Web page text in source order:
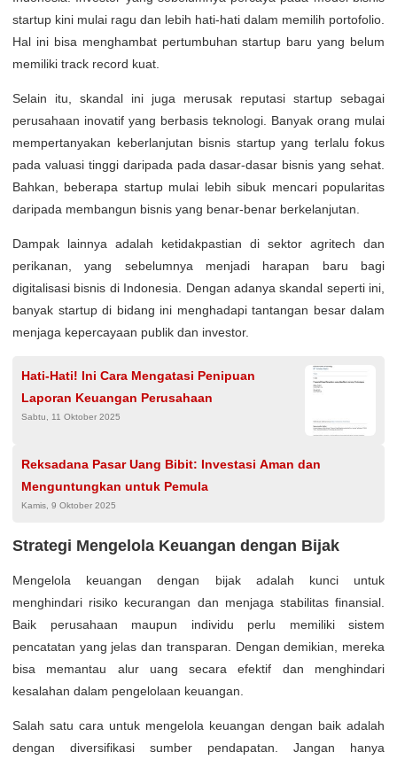
startup kini mulai ragu dan lebih hati-hati dalam memilih portofolio.
Hal ini bisa menghambat pertumbuhan startup baru yang belum
memiliki track record kuat.
Selain itu, skandal ini juga merusak reputasi startup sebagai
perusahaan inovatif yang berbasis teknologi. Banyak orang mulai
mempertanyakan keberlanjutan bisnis startup yang terlalu fokus
pada valuasi tinggi daripada pada dasar-dasar bisnis yang sehat.
Bahkan, beberapa startup mulai lebih sibuk mencari popularitas
daripada membangun bisnis yang benar-benar berkelanjutan.
Dampak lainnya adalah ketidakpastian di sektor agritech dan
perikanan, yang sebelumnya menjadi harapan baru bagi
digitalisasi bisnis di Indonesia. Dengan adanya skandal seperti ini,
banyak startup di bidang ini menghadapi tantangan besar dalam
menjaga kepercayaan publik dan investor.
Hati-Hati! Ini Cara Mengatasi Penipuan
Laporan Keuangan Perusahaan
Sabtu, 11 Oktober 2025
Reksadana Pasar Uang Bibit: Investasi Aman dan
Menguntungkan untuk Pemula
Kamis, 9 Oktober 2025
Strategi Mengelola Keuangan dengan Bijak
Mengelola keuangan dengan bijak adalah kunci untuk
menghindari risiko kecurangan dan menjaga stabilitas finansial.
Baik perusahaan maupun individu perlu memiliki sistem
pencatatan yang jelas dan transparan. Dengan demikian, mereka
bisa memantau alur uang secara efektif dan menghindari
kesalahan dalam pengelolaan keuangan.
Salah satu cara untuk mengelola keuangan dengan baik adalah
dengan diversifikasi sumber pendapatan. Jangan hanya